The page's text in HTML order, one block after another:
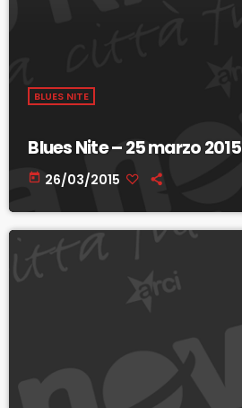
BLUES NITE
Blues Nite – 25 marzo 2015
today 26/03/2015